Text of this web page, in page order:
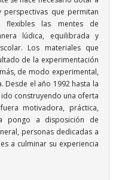
perspectivas que permitan
flexibles las mentes de
lúdica, equilibrada y
Los materiales que
de la experimentación
de modo experimental,
Desde el año 1992 hasta la
construyendo una oferta
motivadora, práctica,
pongo a disposición de
personas dedicadas a
a culminar su experiencia